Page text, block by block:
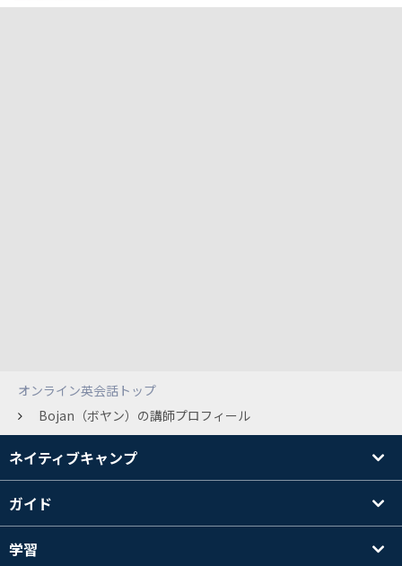
オンライン英会話トップ
Bojan（ボヤン）の講師プロフィール
ネイティブキャンプ
ガイド
学習